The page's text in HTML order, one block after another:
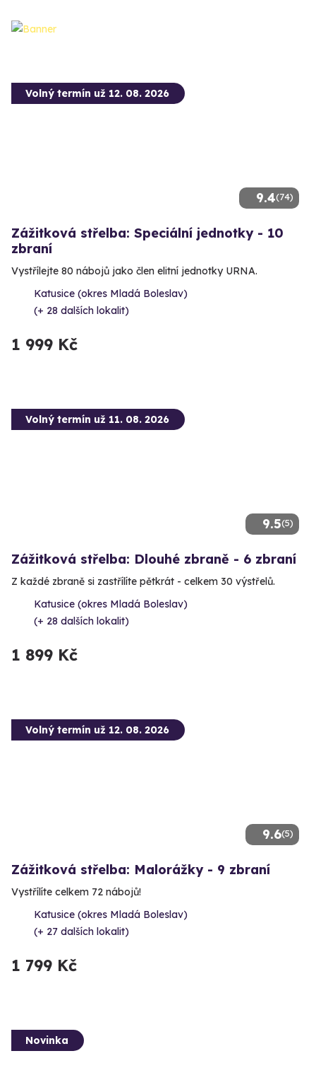
9.4(74)
Volný termín už 12. 08. 2026
Zážitková střelba: Speciální jednotky - 10
zbraní
Vystřílejte 80 nábojů jako člen elitní jednotky URNA.
Katusice (okres Mladá Boleslav)
(+ 28 dalších lokalit)
1 999 Kč
9.5(5)
Volný termín už 11. 08. 2026
Zážitková střelba: Dlouhé zbraně - 6 zbraní
Z každé zbraně si zastřílíte pětkrát - celkem 30 výstřelů.
Katusice (okres Mladá Boleslav)
(+ 28 dalších lokalit)
1 899 Kč
9.6(5)
Volný termín už 12. 08. 2026
Zážitková střelba: Malorážky - 9 zbraní
Vystřílíte celkem 72 nábojů!
Katusice (okres Mladá Boleslav)
(+ 27 dalších lokalit)
1 799 Kč
Novinka